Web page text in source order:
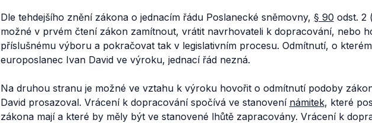
Dle tehdejšího znění zákona o jednacím řádu Poslanecké sněmovny, § 90 odst. 2
možné v prvém čtení zákon zamítnout, vrátit navrhovateli k dopracování, nebo
příslušnému výboru a pokračovat tak v legislativním procesu. Odmítnutí, o
europoslanec Ivan David ve výroku, jednací řád nezná.
Na druhou stranu je možné ve vztahu k výroku hovořit o odmítnutí podoby
David prosazoval. Vrácení k dopracování spočívá ve stanovení námitek, které
zákona mají a které by měly být ve stanovené lhůtě zapracovány. Vrácení k